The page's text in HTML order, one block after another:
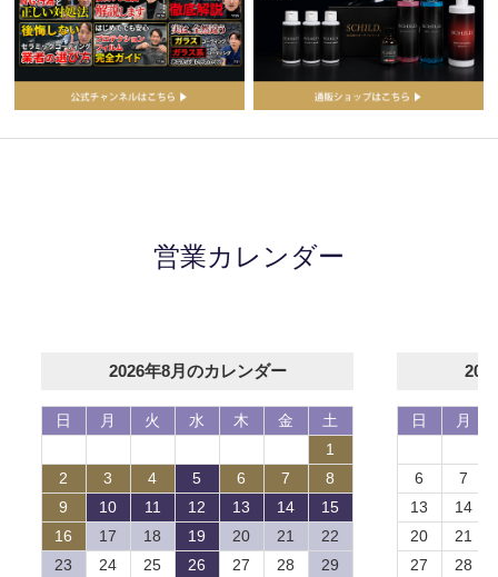
営業カレンダー
2026年8月のカレンダー
日 月 火 水 木 金
土
1
2
3 4 5 6 7
8
9
10 11 12 13 14
15
16
17 18 19 20 21
22
23
24 25 26 27 28
29
日 月
6
7
13
14
20
21
27
28